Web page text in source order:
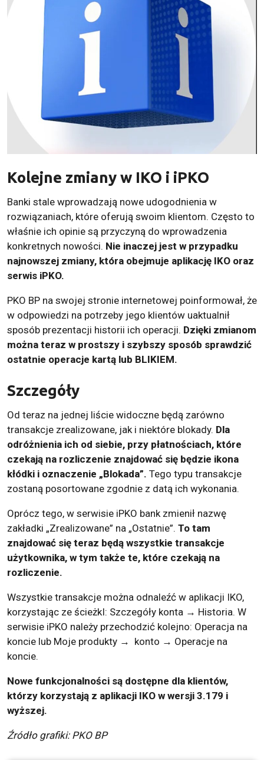
Kolejne zmiany w IKO i iPKO
Banki stale wprowadzają nowe udogodnienia w
rozwiązaniach, które oferują swoim klientom. Często to
właśnie ich opinie są przyczyną do wprowadzenia
konkretnych nowości. Nie inaczej jest w przypadku
najnowszej zmiany, która obejmuje aplikację IKO oraz
serwis iPKO.
PKO BP na swojej stronie internetowej poinformował, że
w odpowiedzi na potrzeby jego klientów uaktualnił
sposób prezentacji historii ich operacji. Dzięki zmianom
można teraz w prostszy i szybszy sposób sprawdzić
ostatnie operacje kartą lub BLIKIEM.
Szczegóły
Od teraz na jednej liście widoczne będą zarówno
transakcje zrealizowane, jak i niektóre blokady. Dla
odróżnienia ich od siebie, przy płatnościach, które
czekają na rozliczenie znajdować się będzie ikona
kłódki i oznaczenie „Blokada”. Tego typu transakcje
zostaną posortowane zgodnie z datą ich wykonania.
Oprócz tego, w serwisie iPKO bank zmienił nazwę
zakładki „Zrealizowane” na „Ostatnie”. To tam
znajdować się teraz będą wszystkie transakcje
użytkownika, w tym także te, które czekają na
rozliczenie.
Wszystkie transakcje można odnaleźć w aplikacji IKO,
korzystając ze ścieżkI: Szczegóły konta → Historia. W
serwisie iPKO należy przechodzić kolejno: Operacja na
koncie lub Moje produkty → konto → Operacje na
koncie.
Nowe funkcjonalności są dostępne dla klientów,
którzy korzystają z aplikacji IKO w wersji 3.179 i
wyższej.
Źródło grafiki: PKO BP